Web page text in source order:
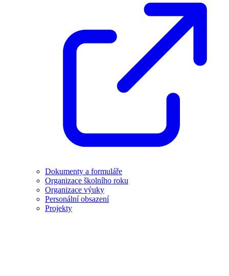
Dokumenty a formuláře
Organizace školního roku
Organizace výuky
Personální obsazení
Projekty